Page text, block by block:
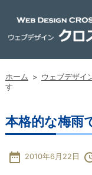
ホーム > ウェブデザイ
す
本格的な梅雨
date_range 2010年6月22日